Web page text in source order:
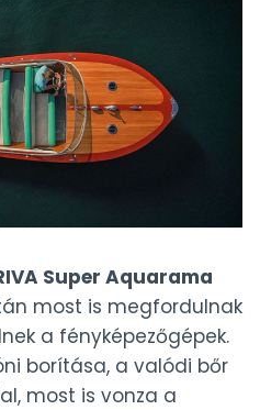
Super Aquarama
most is megfordulnak
a fényképezőgépek.
borítása, a valódi bőr
most is vonza a